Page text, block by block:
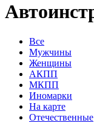
Все
Мужчины
Женщины
АКПП
МКПП
Иномарки
На карте
Отечественные